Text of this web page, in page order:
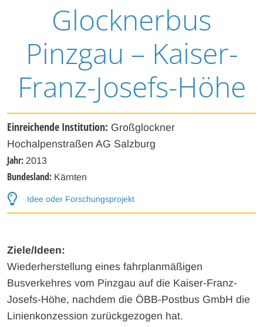
Glocknerbus
Pinzgau – Kaiser-
Franz-Josefs-Höhe
Einreichende Institution: Großglockner
Hochalpenstraßen AG Salzburg
Jahr: 2013
Bundesland: Kärnten
Idee oder Forschungsprojekt
Ziele/Ideen:
Wiederherstellung eines fahrplanmäßigen
Busverkehres vom Pinzgau auf die Kaiser-Franz-
Josefs-Höhe, nachdem die ÖBB-Postbus GmbH die
Linienkonzession zurückgezogen hat.